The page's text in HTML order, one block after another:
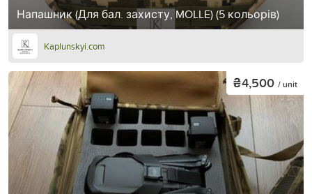
Напашник (Для бал. захисту, MOLLE) (5 кольорів)
Kaplunskyi.com
₴4,500 / unit